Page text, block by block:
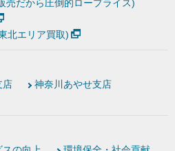
売だから圧倒的ロープライス)
北エリア買取)
店
神奈川あやせ支店